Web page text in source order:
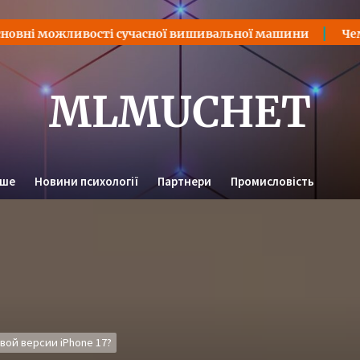
сучасної вишивальної машини Чем iPhone
MLMUCHET
Новини психології Партнери Промисловість
версии iPhone 17?